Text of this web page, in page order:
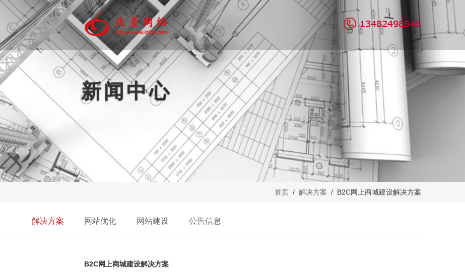
移动互联网
微官网
微信营销
小程序商城
APP开发
品牌推广
软文营销
平面设计
画册印刷
软件开发
定制软件
多媒体开发
代运营服务
网店代运营
微信公众号代运营
案例鉴赏 关于我们
企业文化
团队介绍
我们的优势
招贤纳士
新闻中心
首页 / 解决方案 / B2C网上商城建设解决方案
解决方案 网站优化 网站建设 公告信息
B2C网上商城建设解决方案